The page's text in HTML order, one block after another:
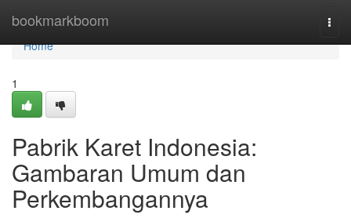
bookmarkboom
Home
Home
1
Pabrik Karet Indonesia:
Gambaran Umum dan
Perkembangannya